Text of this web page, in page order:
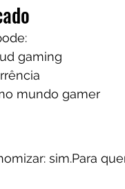
gaming
mundo gamer
sim.Para